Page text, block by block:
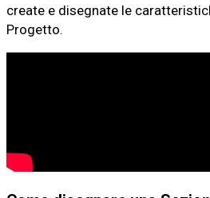
create e disegnate le
Progetto.